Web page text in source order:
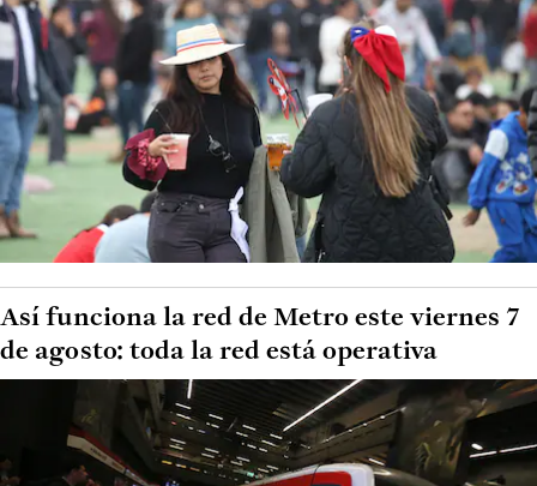
Así funciona la red de Metro este viernes 7
de agosto: toda la red está operativa